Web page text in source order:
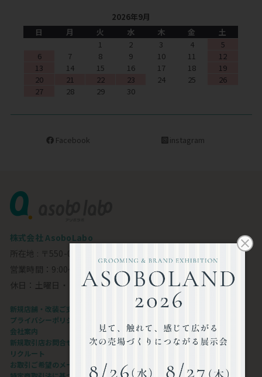
2026年9月
日
月 火 水 木 金
土
1
2 3 4
5
6
7 8 9 10 11
12
13
14 15 16 17 18
19
20
21 22 23 24 25
26
27
28 29 30
Facebook instagram
株式会社 AsoboLabo
所在地 : 〒550-0002 大阪市西区江戸堀1-23-11 6F
営業時間：9:00～18:00
休日：土曜日・日曜日・祝日
新規店舗・改装ご支援します
プライバシーポリシー
会社案内
新規取引店お問合せフォーム
リクルート
お取引ご希望のメーカー様